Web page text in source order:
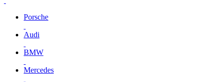
Porsche
Audi
BMW
Mercedes